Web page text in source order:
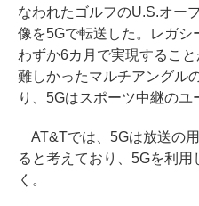
なわれたゴルフのU.S.オー
像を5Gで転送した。レガシ
わずか6カ月で実現するこ
難しかったマルチアングル
り、5Gはスポーツ中継のユ
AT&Tでは、5Gは放送の
ると考えており、5Gを利
く。